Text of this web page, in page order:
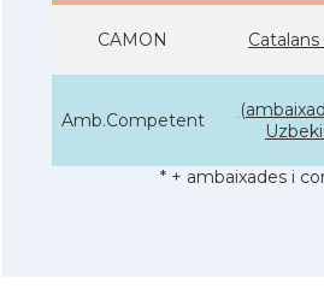
CAMON
Amb.Competent
* + ambaixades i